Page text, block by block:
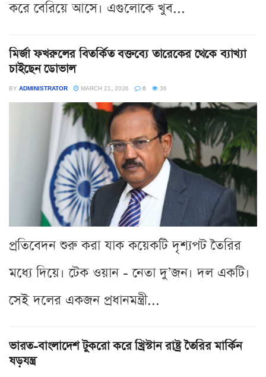
করে বেরিয়ে আসে। এগুলোকে খুব...
মির্জা ফখরুলের বিতর্কিত বক্তব্যে তারেকের থেকে ব্যাখ্যা
চাইছেন ডোভাল
BY ADMINISTRATOR MARCH 21, 2026 0 36
প্রতিবেদন শুরু করা যাক কয়েকটি দৃশ্যপট তৈরির
মধ্যে দিয়ে। টেক ওয়ান - নেতা দু’জন। দল একটি।
সেই দলের একজন প্রধানমন্ত্রী...
ভারত-বাংলাদেশ টুকরো করে খ্রিস্টান রাষ্ট্র তৈরির মার্কিন
ষড়যন্ত্র